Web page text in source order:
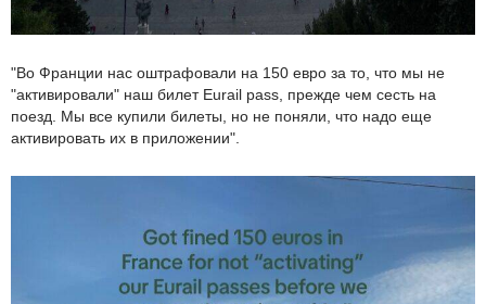
"Во Франции нас оштрафовали на 150 евро за то, что мы не
"активировали" наш билет Eurail pass, прежде чем сесть на
поезд. Мы все купили билеты, но не поняли, что надо еще
активировать их в приложении".